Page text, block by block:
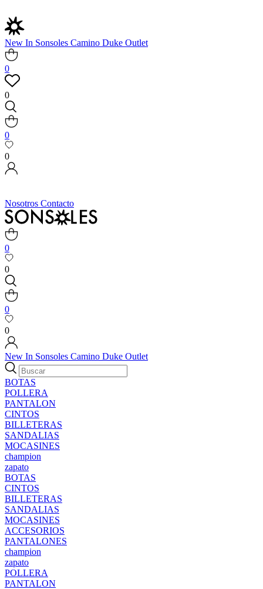
New In Sonsoles Camino Duke Outlet
0
0
0
0
Nosotros Contacto
0
0
0
0
New In Sonsoles Camino Duke Outlet
BOTAS
POLLERA
PANTALON
CINTOS
BILLETERAS
SANDALIAS
MOCASINES
champion
zapato
BOTAS
CINTOS
BILLETERAS
SANDALIAS
MOCASINES
ACCESORIOS
PANTALONES
champion
zapato
POLLERA
PANTALON